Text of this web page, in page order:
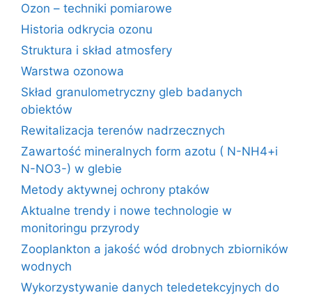
Ozon – techniki pomiarowe
Historia odkrycia ozonu
Struktura i skład atmosfery
Warstwa ozonowa
Skład granulometryczny gleb badanych
obiektów
Rewitalizacja terenów nadrzecznych
Zawartość mineralnych form azotu ( N-NH4+i
N-NO3-) w glebie
Metody aktywnej ochrony ptaków
Aktualne trendy i nowe technologie w
monitoringu przyrody
Zooplankton a jakość wód drobnych zbiorników
wodnych
Wykorzystywanie danych teledetekcyjnych do